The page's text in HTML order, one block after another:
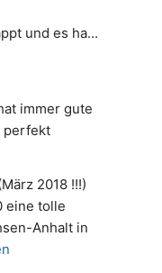
und es ha
immer gute
perfekt
2018 !!!)
eine tolle
Anhalt in